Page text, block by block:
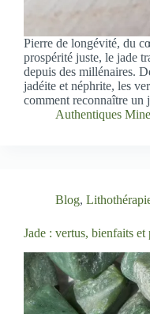
Pierre de longévité, du
prospérité juste, le jade
depuis des millénaires.
jadéite et néphrite, les
comment reconnaître un
Authentiques
Blog,
Jade : vertus, bienfaits